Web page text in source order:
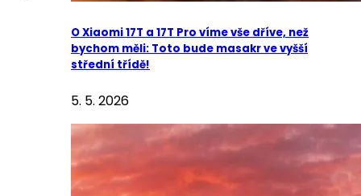
O Xiaomi 17T a 17T Pro víme vše dříve, než
bychom měli: Toto bude masakr ve vyšší
střední třídě!
5. 5. 2026